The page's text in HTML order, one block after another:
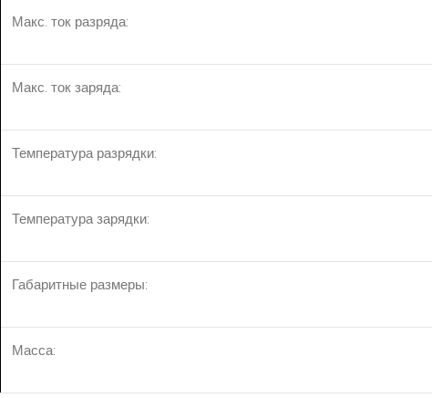
Макс. ток разряда:
Макс. ток заряда:
Температура разрядки:
Температура зарядки:
Габаритные размеры:
Масса: